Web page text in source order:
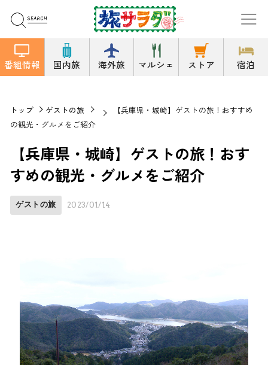
番組情報 国内旅 海外旅 マルシェ ストア 宿泊
トップ ゲストの旅
【兵庫県・城崎】ゲストの旅！おすすめ
の観光・グルメをご紹介
【兵庫県・城崎】ゲストの旅！おす
すめの観光・グルメをご紹介
ゲストの旅 2023/01/14